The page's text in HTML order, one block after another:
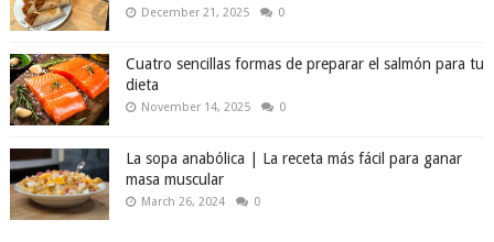
December 21, 2025 0
Cuatro sencillas formas de preparar el salmón para tu
dieta
November 14, 2025 0
La sopa anabólica | La receta más fácil para ganar
masa muscular
March 26, 2024 0